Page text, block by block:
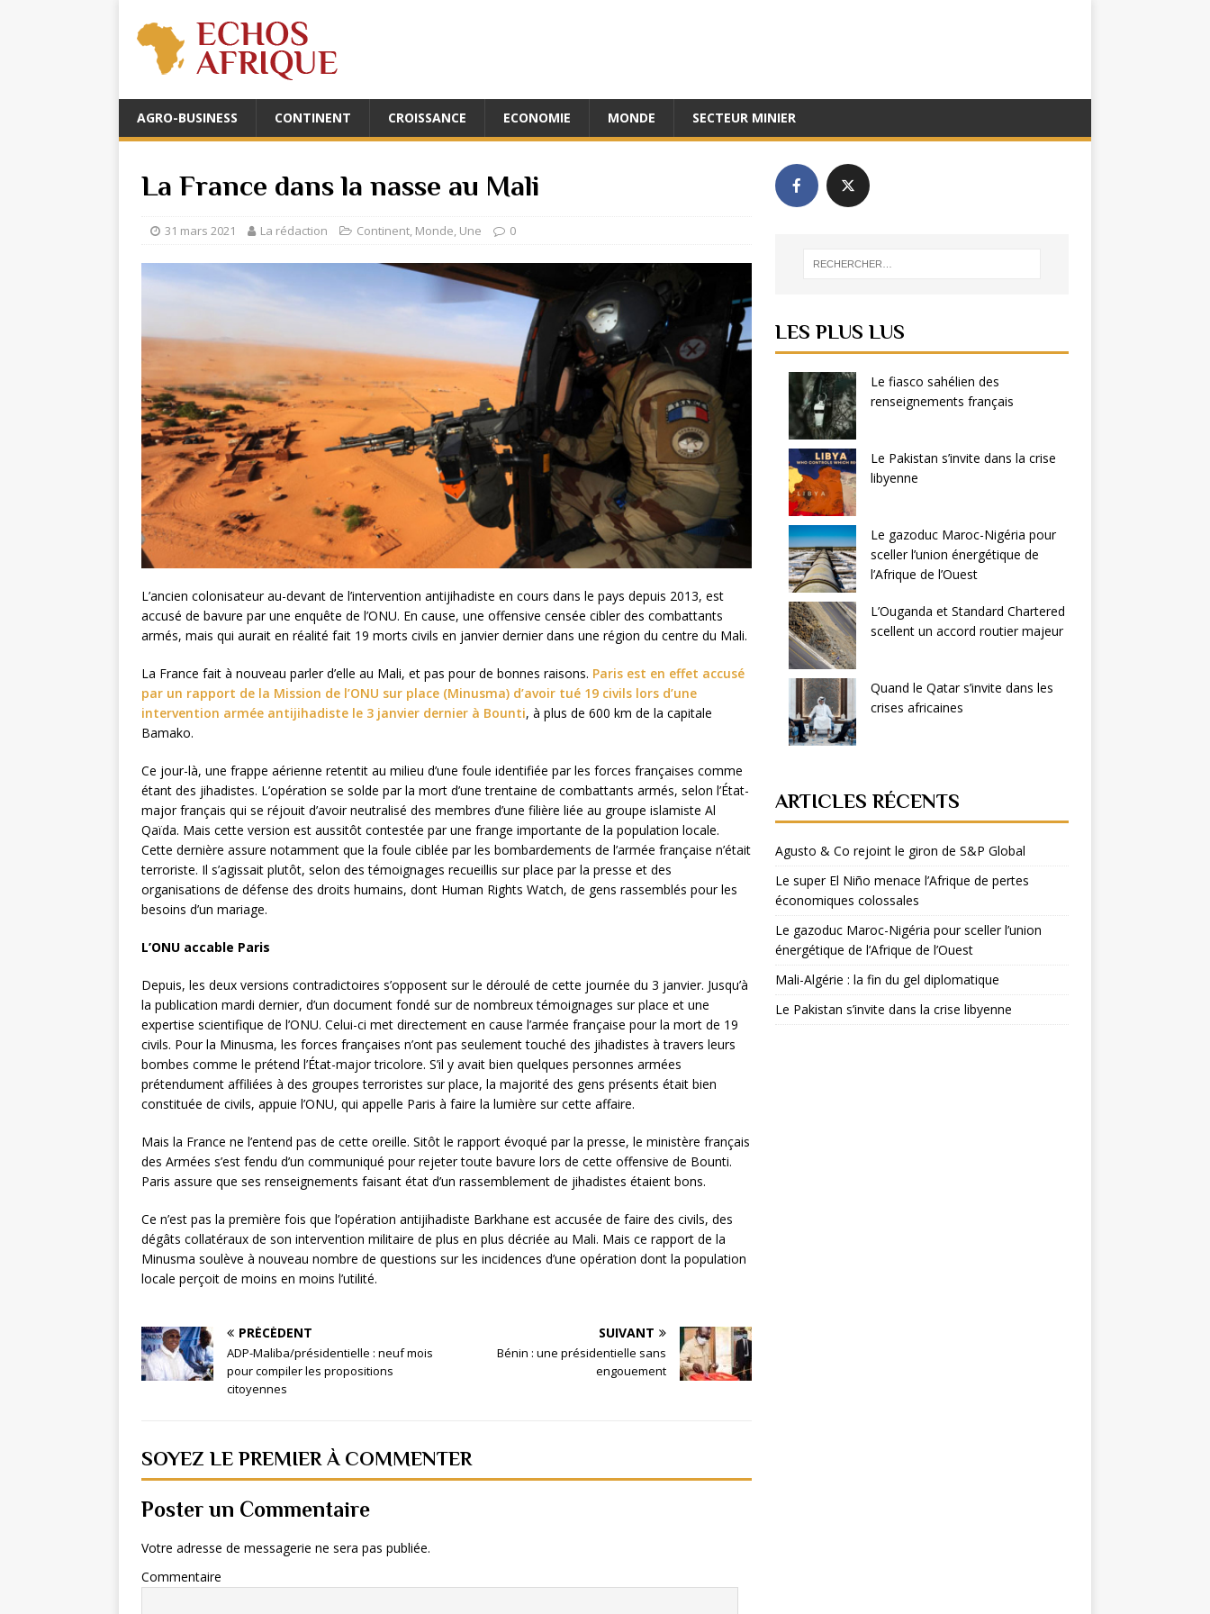
AGRO-BUSINESS CONTINENT CROISSANCE ECONOMIE MONDE SECTEUR MINIER
La France dans la nasse au Mali
31 mars 2021 La rédaction Continent, Monde, Une 0
L’ancien colonisateur au-devant de l’intervention antijihadiste en cours dans le pays depuis 2013, est
accusé de bavure par une enquête de l’ONU. En cause, une offensive censée cibler des combattants
armés, mais qui aurait en réalité fait 19 morts civils en janvier dernier dans une région du centre du Mali.
La France fait à nouveau parler d’elle au Mali, et pas pour de bonnes raisons. Paris est en effet accusé
par un rapport de la Mission de l’ONU sur place (Minusma) d’avoir tué 19 civils lors d’une
intervention armée antijihadiste le 3 janvier dernier à Bounti, à plus de 600 km de la capitale
Bamako.
Ce jour-là, une frappe aérienne retentit au milieu d’une foule identifiée par les forces françaises comme
étant des jihadistes. L’opération se solde par la mort d’une trentaine de combattants armés, selon l’État-
major français qui se réjouit d’avoir neutralisé des membres d’une filière liée au groupe islamiste Al
Qaïda. Mais cette version est aussitôt contestée par une frange importante de la population locale.
Cette dernière assure notamment que la foule ciblée par les bombardements de l’armée française n’était
terroriste. Il s’agissait plutôt, selon des témoignages recueillis sur place par la presse et des
organisations de défense des droits humains, dont Human Rights Watch, de gens rassemblés pour les
besoins d’un mariage.
L’ONU accable Paris
Depuis, les deux versions contradictoires s’opposent sur le déroulé de cette journée du 3 janvier. Jusqu’à
la publication mardi dernier, d’un document fondé sur de nombreux témoignages sur place et une
expertise scientifique de l’ONU. Celui-ci met directement en cause l’armée française pour la mort de 19
civils. Pour la Minusma, les forces françaises n’ont pas seulement touché des jihadistes à travers leurs
bombes comme le prétend l’État-major tricolore. S’il y avait bien quelques personnes armées
prétendument affiliées à des groupes terroristes sur place, la majorité des gens présents était bien
constituée de civils, appuie l’ONU, qui appelle Paris à faire la lumière sur cette affaire.
Mais la France ne l’entend pas de cette oreille. Sitôt le rapport évoqué par la presse, le ministère français
des Armées s’est fendu d’un communiqué pour rejeter toute bavure lors de cette offensive de Bounti.
Paris assure que ses renseignements faisant état d’un rassemblement de jihadistes étaient bons.
Ce n’est pas la première fois que l’opération antijihadiste Barkhane est accusée de faire des civils, des
dégâts collatéraux de son intervention militaire de plus en plus décriée au Mali. Mais ce rapport de la
Minusma soulève à nouveau nombre de questions sur les incidences d’une opération dont la population
locale perçoit de moins en moins l’utilité.
PRÉCÉDENT
ADP-Maliba/présidentielle : neuf mois
pour compiler les propositions
citoyennes
SUIVANT
Bénin : une présidentielle sans
engouement
SOYEZ LE PREMIER À COMMENTER
Poster un Commentaire
Votre adresse de messagerie ne sera pas publiée.
Commentaire
LES PLUS LUS
Le fiasco sahélien des
renseignements français
Le Pakistan s’invite dans la crise
libyenne
Le gazoduc Maroc-Nigéria pour
sceller l’union énergétique de
l’Afrique de l’Ouest
L’Ouganda et Standard Chartered
scellent un accord routier majeur
Quand le Qatar s’invite dans les
crises africaines
ARTICLES RÉCENTS
Agusto & Co rejoint le giron de S&P Global
Le super El Niño menace l’Afrique de pertes
économiques colossales
Le gazoduc Maroc-Nigéria pour sceller l’union
énergétique de l’Afrique de l’Ouest
Mali-Algérie : la fin du gel diplomatique
Le Pakistan s’invite dans la crise libyenne